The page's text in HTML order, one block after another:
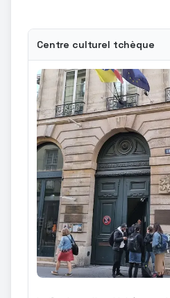
Centre culturel tchèque